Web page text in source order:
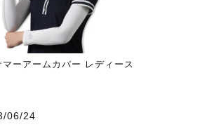
ーアームカバー レディース
06/24